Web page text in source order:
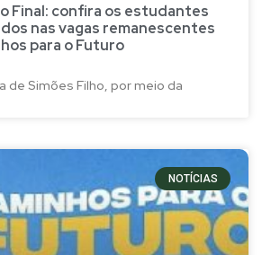
Final: confira os estudantes
nas vagas remanescentes
para o Futuro
de Simões Filho, por meio da
NOTÍCIAS